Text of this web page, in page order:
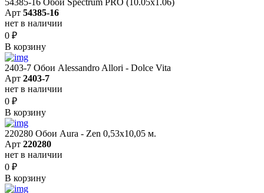
Арт 54385-16
нет в наличии
0 ₽
В корзину
2403-7 Обои Alessandro Allori - Dolce Vita
Арт 2403-7
нет в наличии
0 ₽
В корзину
220280 Обои Aura - Zen 0,53х10,05 м.
Арт 220280
нет в наличии
0 ₽
В корзину